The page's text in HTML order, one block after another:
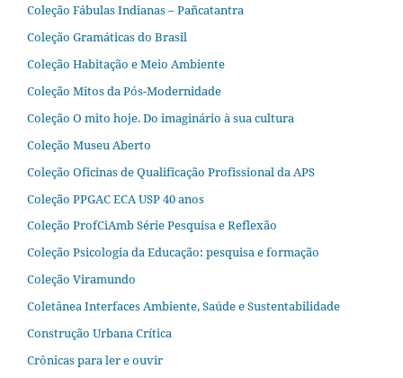
Coleção Fábulas Indianas – Pañcatantra
Coleção Gramáticas do Brasil
Coleção Habitação e Meio Ambiente
Coleção Mitos da Pós-Modernidade
Coleção O mito hoje. Do imaginário à sua cultura
Coleção Museu Aberto
Coleção Oficinas de Qualificação Profissional da APS
Coleção PPGAC ECA USP 40 anos
Coleção ProfCiAmb Série Pesquisa e Reflexão
Coleção Psicologia da Educação: pesquisa e formação
Coleção Viramundo
Coletânea Interfaces Ambiente, Saúde e Sustentabilidade
Construção Urbana Crítica
Crônicas para ler e ouvir